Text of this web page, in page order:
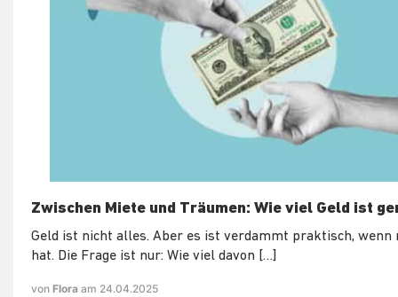
Zwischen Miete und Träumen: Wie viel Geld ist
Geld ist nicht alles. Aber es ist verdammt praktisch, wenn
hat. Die Frage ist nur: Wie viel davon […]
von Flora am 24.04.2025